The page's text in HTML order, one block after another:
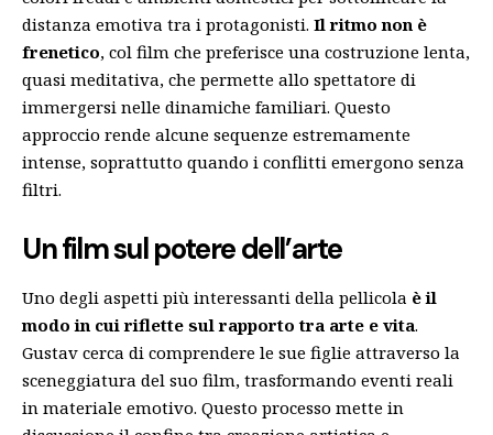
distanza emotiva tra i protagonisti. Il ritmo non è
frenetico, col film che preferisce una costruzione lenta,
quasi meditativa, che permette allo spettatore di
immergersi nelle dinamiche familiari. Questo
approccio rende alcune sequenze estremamente
intense, soprattutto quando i conflitti emergono senza
filtri.
Un film sul potere dell’arte
Uno degli aspetti più interessanti della pellicola è il
modo in cui riflette sul rapporto tra arte e vita.
Gustav cerca di comprendere le sue figlie attraverso la
sceneggiatura del suo film, trasformando eventi reali
in materiale emotivo. Questo processo mette in